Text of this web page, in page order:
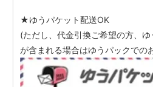
★ゆうパケット配送OK
(ただし、代金引換ご希望の方、
が含まれる場合はゆうパックでの